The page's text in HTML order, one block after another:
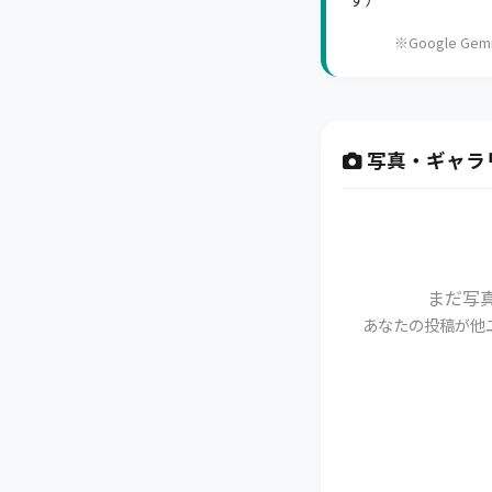
※Google
写真・ギャラ
まだ写
あなたの投稿が他